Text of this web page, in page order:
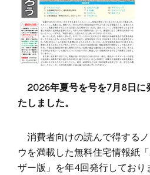
2026年夏号を号を7月8日に
たしました。
消費者向けの読んで得する
ウを満載した無料住宅情報紙
ザー版」を年4回発行しており